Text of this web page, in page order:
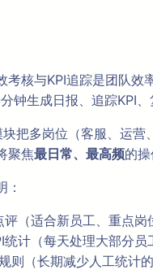
核与KPI追踪是团队
生成日报、追踪KPI、
把多岗位（客服、运
聚焦最日常、最高频的
：
（适合新员工、重点岗
计（每天处理大部分员
则（长期减少人工统计的